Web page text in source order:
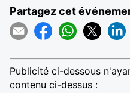
Partagez cet
Publicité ci-dessous
contenu ci-dessus :